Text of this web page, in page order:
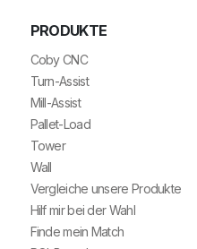
PRODUKTE
Coby CNC
Turn-Assist
Mill-Assist
Pallet-Load
Tower
Wall
Vergleiche unsere Produkte
Hilf mir bei der Wahl
Finde mein Match